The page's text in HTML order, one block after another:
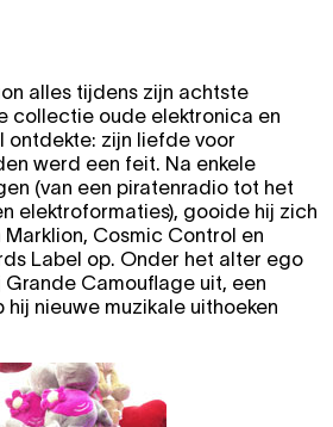
alles tijdens zijn achtste
collectie oude elektronica en
ontdekte: zijn liefde voor
werd een feit. Na enkele
(van een piratenradio tot het
elektroformaties), gooide hij zich
Cosmic Control en
Label op. Onder het alter ego
Grande Camouflage uit, een
nieuwe muzikale uithoeken